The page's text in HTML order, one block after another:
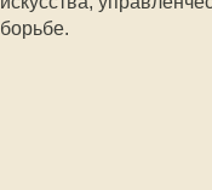
борьбе.